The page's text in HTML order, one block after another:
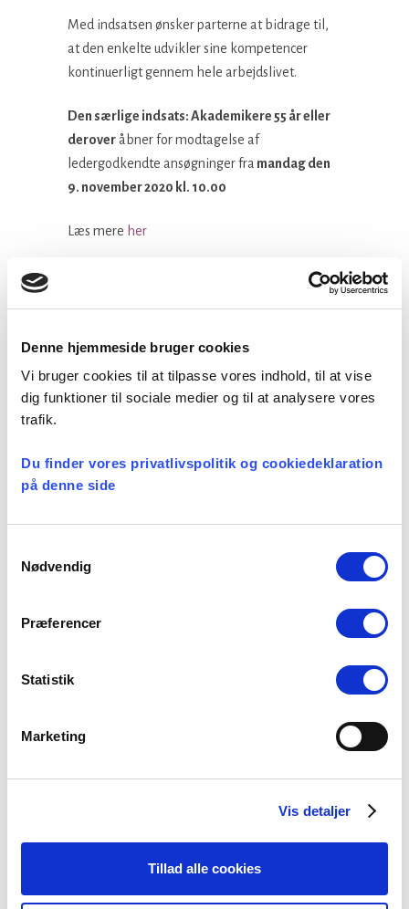
Denne hjemmeside bruger cookies
Vi bruger cookies til at tilpasse vores indhold, til at vise
dig funktioner til sociale medier og til at analysere vores
trafik.
Du finder vores privatlivspolitik og cookiedeklaration
på denne side
Nødvendig
Præferencer
Statistik
Marketing
Vis detaljer
Tillad alle cookies
Med indsatsen ønsker parterne at bidrage til,
at den enkelte udvikler sine kompetencer
kontinuerligt gennem hele arbejdslivet.
Den særlige indsats: Akademikere 55 år eller
derover åbner for modtagelse af
ledergodkendte ansøgninger fra mandag den
9. november 2020 kl. 10.00
Læs mere her
Kategorier:
Løn og ansættelse
Seneste nyheder